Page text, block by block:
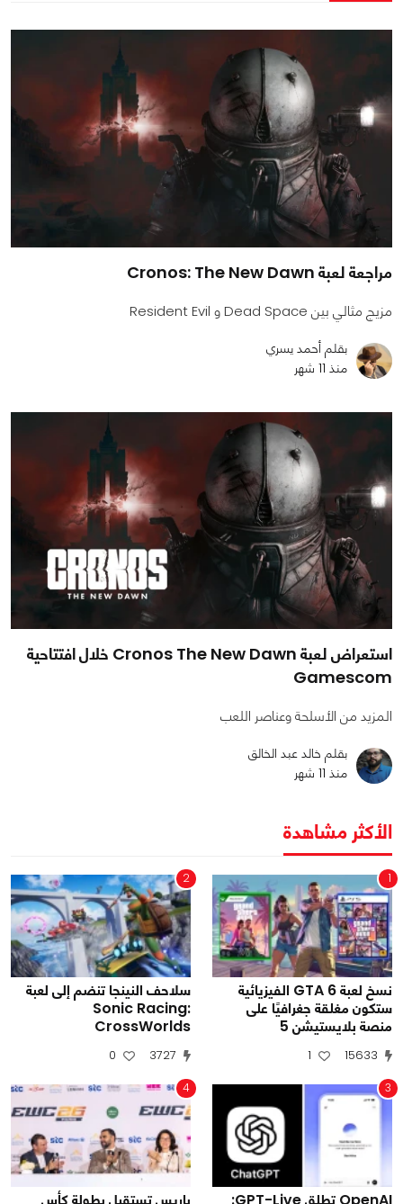
مراجعة لعبة Cronos: The New Dawn
مزيج مثالي بين Dead Space و Resident Evil
بقلم أحمد يسري
منذ 11 شهر
استعراض لعبة Cronos The New Dawn خلال افتتاحية
Gamescom
المزيد من الأسلحة وعناصر اللعب
بقلم خالد عبد الخالق
منذ 11 شهر
الأكثر مشاهدة
1
نسخ لعبة GTA 6 الفيزيائية
ستكون مغلقة جغرافيًا على
منصة بلايستيشن 5
15633
1
2
سلاحف النينجا تنضم إلى لعبة
Sonic Racing:
CrossWorlds
3727
0
3
4